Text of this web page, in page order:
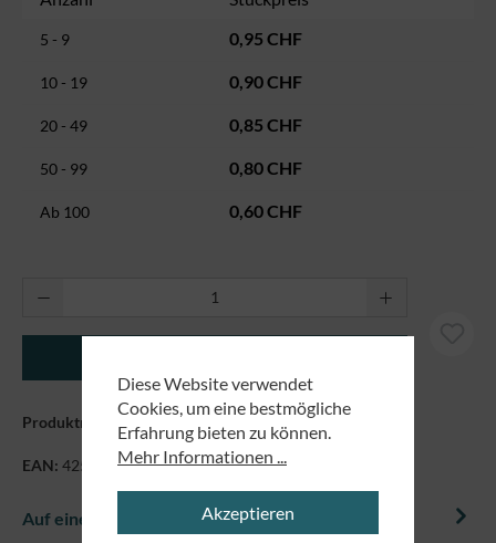
5 - 9 0,95 CHF
10 - 19 0,90 CHF
20 - 49 0,85 CHF
50 - 99 0,80 CHF
Ab 100 0,60 CHF
Produkt Anzahl: Gib den gewünschten
Produktnummer: 5157
EAN: 4250479824720
Auf einem Blick
Diese Website verwendet
Cookies, um eine bestmögliche
Erfahrung bieten zu können.
Mehr Informationen ...
Akzeptieren